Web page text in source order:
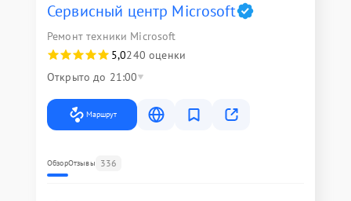
Сервисный центр Microsoft
Ремонт техники Microsoft
5,0240 оценки
Открыто до 21:00
Маршрут
ОбзорОтзывы 336